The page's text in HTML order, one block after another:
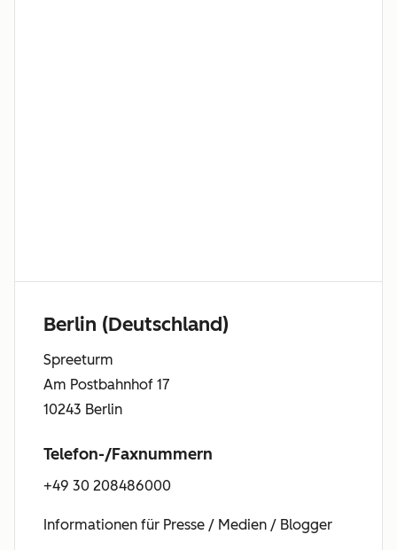
Berlin (Deutschland)
Spreeturm
Am Postbahnhof 17
10243 Berlin
Telefon-/Faxnummern
+49 30 208486000
Informationen für Presse / Medien / Blogger